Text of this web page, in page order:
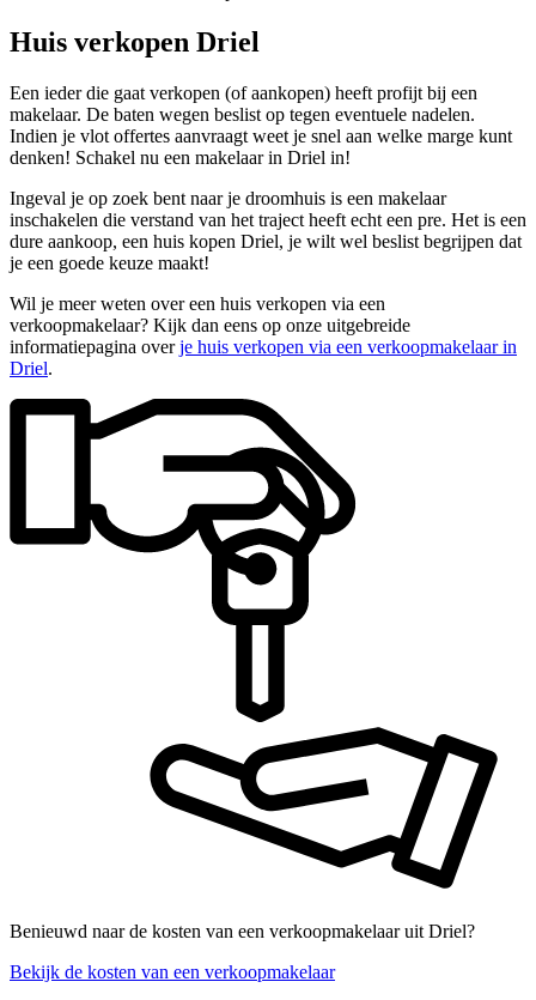
Huis verkopen Driel
Een ieder die gaat verkopen (of aankopen) heeft profijt bij een
makelaar. De baten wegen beslist op tegen eventuele nadelen.
Indien je vlot offertes aanvraagt weet je snel aan welke marge kunt
denken! Schakel nu een makelaar in Driel in!
Ingeval je op zoek bent naar je droomhuis is een makelaar
inschakelen die verstand van het traject heeft echt een pre. Het is een
dure aankoop, een huis kopen Driel, je wilt wel beslist begrijpen dat
je een goede keuze maakt!
Wil je meer weten over een huis verkopen via een
verkoopmakelaar? Kijk dan eens op onze uitgebreide
informatiepagina overje huis verkopen via een verkoopmakelaar in
Driel.
Benieuwd naar de kosten van een verkoopmakelaar uit Driel?
Bekijk de kosten van een verkoopmakelaar